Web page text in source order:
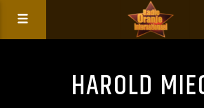
HAROLD